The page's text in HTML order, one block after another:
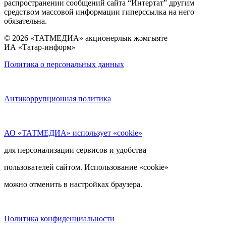
распространении сообщений сайта “Интертат” другим
средством массовой информации гиперссылка на него
обязательна.
© 2026 «ТАТМЕДИА» акционерлык җәмгыяте
ИА «Татар-информ»
Политика о персональных данных
Антикоррупционная политика
АО «ТАТМЕДИА» использует «cookie»
для персонализации сервисов и удобства
пользователей сайтом. Использование «cookie»
можно отменить в настройках браузера.
Политика конфиденциальности